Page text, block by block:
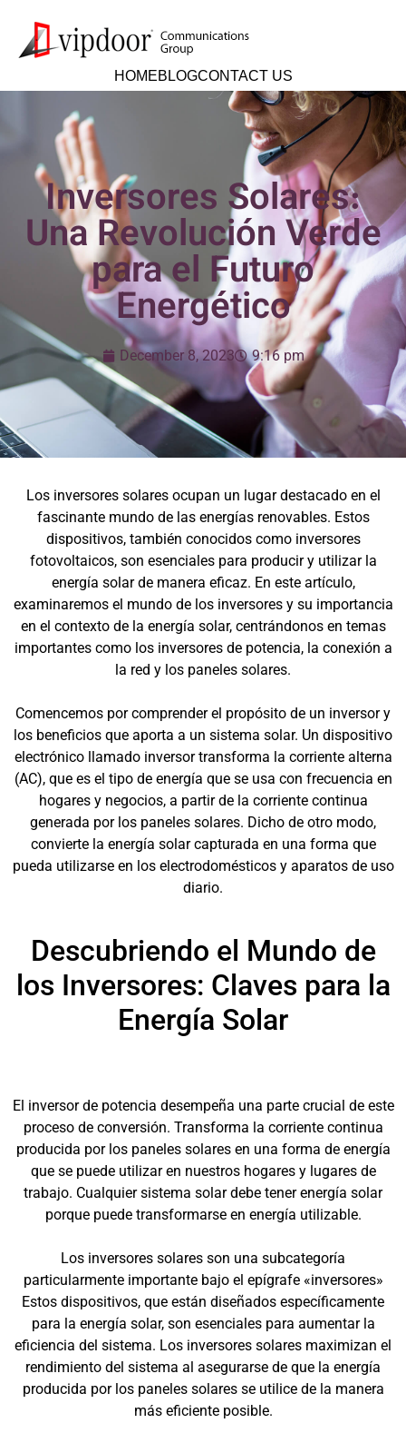
HOMEBLOGCONTACT US
Inversores Solares:
Una Revolución Verde
para el Futuro
Energético
December 8, 2023 9:16 pm
Los inversores solares ocupan un lugar destacado en el
fascinante mundo de las energías renovables. Estos
dispositivos, también conocidos como inversores
fotovoltaicos, son esenciales para producir y utilizar la
energía solar de manera eficaz. En este artículo,
examinaremos el mundo de los inversores y su importancia
en el contexto de la energía solar, centrándonos en temas
importantes como los inversores de potencia, la conexión a
la red y los paneles solares.
Comencemos por comprender el propósito de un inversor y
los beneficios que aporta a un sistema solar. Un dispositivo
electrónico llamado inversor transforma la corriente alterna
(AC), que es el tipo de energía que se usa con frecuencia en
hogares y negocios, a partir de la corriente continua
generada por los paneles solares. Dicho de otro modo,
convierte la energía solar capturada en una forma que
pueda utilizarse en los electrodomésticos y aparatos de uso
diario.
Descubriendo el Mundo de
los Inversores: Claves para la
Energía Solar
El inversor de potencia desempeña una parte crucial de este
proceso de conversión. Transforma la corriente continua
producida por los paneles solares en una forma de energía
que se puede utilizar en nuestros hogares y lugares de
trabajo. Cualquier sistema solar debe tener energía solar
porque puede transformarse en energía utilizable.
Los inversores solares son una subcategoría
particularmente importante bajo el epígrafe «inversores»
Estos dispositivos, que están diseñados específicamente
para la energía solar, son esenciales para aumentar la
eficiencia del sistema. Los inversores solares maximizan el
rendimiento del sistema al asegurarse de que la energía
producida por los paneles solares se utilice de la manera
más eficiente posible.